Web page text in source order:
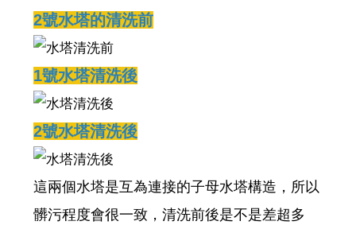
2號水塔的清洗前
1號水塔清洗後
2號水塔清洗後
這兩個水塔是互為連接的子母水塔構造，所以
髒污程度會很一致，清洗前後是不是差超多